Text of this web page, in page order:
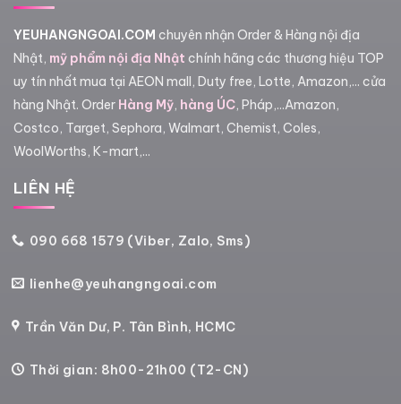
YEUHANGNGOAI.COM chuyên nhận Order & Hàng nội địa
Nhật, mỹ phẩm nội địa Nhật chính hãng các thương hiệu TOP
uy tín nhất mua tại AEON mall, Duty free, Lotte, Amazon,... cửa
hàng Nhật. Order Hàng Mỹ, hàng ÚC, Pháp,...Amazon,
Costco, Target, Sephora, Walmart, Chemist, Coles,
WoolWorths, K-mart,...
LIÊN HỆ
090 668 1579 (Viber, Zalo, Sms)
lienhe@yeuhangngoai.com
Trần Văn Dư, P. Tân Bình, HCMC
Thời gian: 8h00-21h00 (T2-CN)